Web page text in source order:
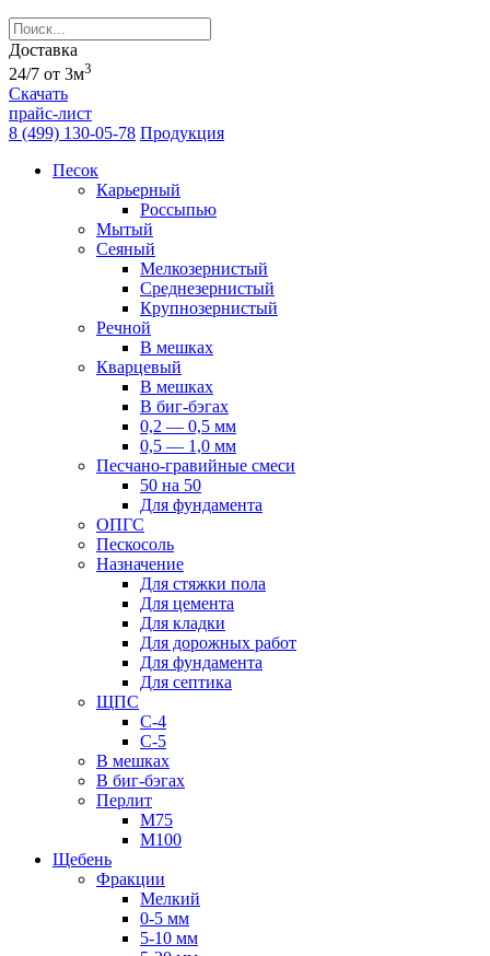
Доставка
24/7 от 3м3
Скачать
прайс-лист
8 (499) 130-05-78 Продукция
Песок
Карьерный
Россыпью
Мытый
Сеяный
Мелкозернистый
Среднезернистый
Крупнозернистый
Речной
В мешках
Кварцевый
В мешках
В биг-бэгах
0,2 — 0,5 мм
0,5 — 1,0 мм
Песчано-гравийные смеси
50 на 50
Для фундамента
ОПГС
Пескосоль
Назначение
Для стяжки пола
Для цемента
Для кладки
Для дорожных работ
Для фундамента
Для септика
ЩПС
С-4
С-5
В мешках
В биг-бэгах
Перлит
М75
М100
Щебень
Фракции
Мелкий
0-5 мм
5-10 мм